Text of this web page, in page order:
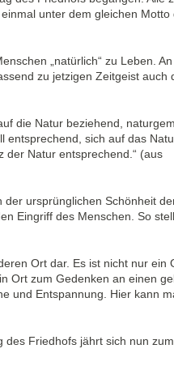
unter dem gleichen Motto
„natürlich“ zu Leben.
zu jetzigen Zeitgeist auch
die Natur beziehend,
entsprechend, sich auf das
der Natur entsprechend.“ (aus
ursprünglichen Schönheit
Eingriff des Menschen. So
Ort dar. Es ist nicht nur ein
Ort zum Gedenken an einen
und Entspannung. Hier kann
des Friedhofs jährt sich nun